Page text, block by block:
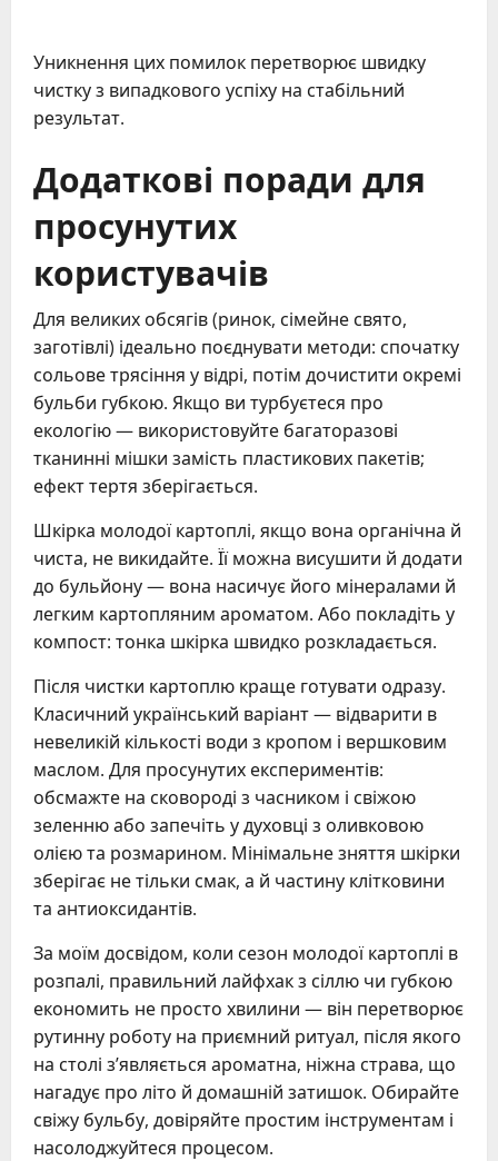
Уникнення цих помилок перетворює швидку
чистку з випадкового успіху на стабільний
результат.
Додаткові поради для
просунутих
користувачів
Для великих обсягів (ринок, сімейне свято,
заготівлі) ідеально поєднувати методи: спочатку
сольове трясіння у відрі, потім дочистити окремі
бульби губкою. Якщо ви турбуєтеся про
екологію — використовуйте багаторазові
тканинні мішки замість пластикових пакетів;
ефект тертя зберігається.
Шкірка молодої картоплі, якщо вона органічна й
чиста, не викидайте. Її можна висушити й додати
до бульйону — вона насичує його мінералами й
легким картопляним ароматом. Або покладіть у
компост: тонка шкірка швидко розкладається.
Після чистки картоплю краще готувати одразу.
Класичний український варіант — відварити в
невеликій кількості води з кропом і вершковим
маслом. Для просунутих експериментів:
обсмажте на сковороді з часником і свіжою
зеленню або запечіть у духовці з оливковою
олією та розмарином. Мінімальне зняття шкірки
зберігає не тільки смак, а й частину клітковини
та антиоксидантів.
За моїм досвідом, коли сезон молодої картоплі в
розпалі, правильний лайфхак з сіллю чи губкою
економить не просто хвилини — він перетворює
рутинну роботу на приємний ритуал, після якого
на столі з’являється ароматна, ніжна страва, що
нагадує про літо й домашній затишок. Обирайте
свіжу бульбу, довіряйте простим інструментам і
насолоджуйтеся процесом.